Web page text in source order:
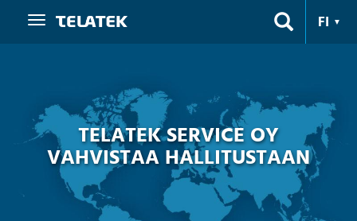
FI
Navigaatio
TELATEK SERVICE OY
VAHVISTAA HALLITUSTAAN